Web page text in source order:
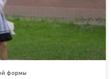
формы